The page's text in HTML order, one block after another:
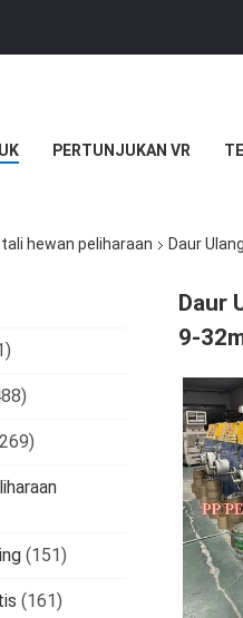
PERTUNJUKAN VR
hewan peliharaan Daur
(151)
(161)
Daur
9-